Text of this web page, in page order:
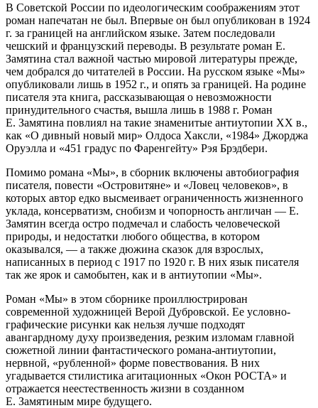
В Советской России по идеологическим соображениям этот
роман напечатан не был. Впервые он был опубликован в 1924
г. за границей на английском языке. Затем последовали
чешский и французский переводы. В результате роман Е.
Замятина стал важной частью мировой литературы прежде,
чем добрался до читателей в России. На русском языке «Мы»
опубликовали лишь в 1952 г., и опять за границей. На родине
писателя эта книга, рассказывающая о невозможности
принудительного счастья, вышла лишь в 1988 г. Роман
Е. Замятина повлиял на такие знаменитые антиутопии XX в.,
как «О дивный новый мир» Олдоса Хаксли, «1984» Джорджа
Оруэлла и «451 градус по Фаренгейту» Рэя Брэдбери.
Помимо романа «Мы», в сборник включены автобиография
писателя, повести «Островитяне» и «Ловец человеков», в
которых автор едко высмеивает ограниченность жизненного
уклада, консерватизм, снобизм и чопорность англичан — Е.
Замятин всегда остро подмечал и слабость человеческой
природы, и недостатки любого общества, в котором
оказывался, — а также дюжина сказок для взрослых,
написанных в период с 1917 по 1920 г. В них язык писателя
так же ярок и самобытен, как и в антиутопии «Мы».
Роман «Мы» в этом сборнике проиллюстрирован
современной художницей Верой Дубровской. Ее условно-
графические рисунки как нельзя лучше подходят
авангардному духу произведения, резким изломам главной
сюжетной линии фантастического романа-антиутопии,
нервной, «рубленной» форме повествования. В них
угадывается стилистика агитационных «Окон РОСТА» и
отражается неестественность жизни в созданном
Е. Замятиным мире будущего.